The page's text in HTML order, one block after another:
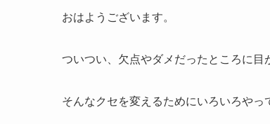
おはようございます。
ついつい、欠点やダメだったところに目
そんなクセを変えるためにいろいろやっ